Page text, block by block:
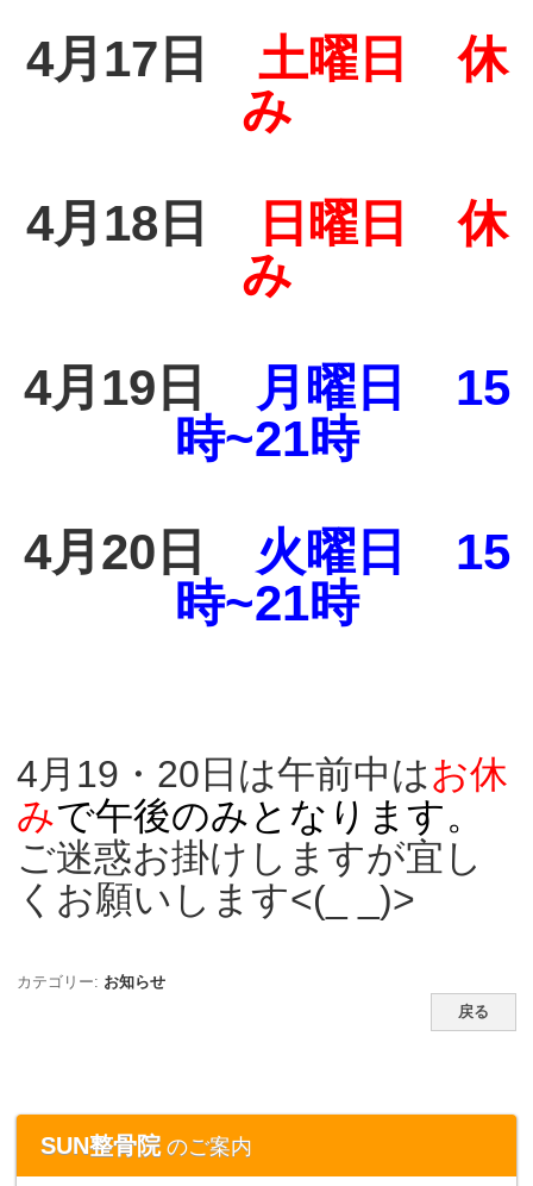
4月17日 土曜日 休
み
4月18日
日曜日 休
み
4月19日
月曜日 15
時~21時
4月20日 火曜日 15
時~21時
4月19・20日は午前中はお休
みで午後のみとなります。
ご迷惑お掛けしますが宜し
くお願いします<(_ _)>
カテゴリー: お知らせ
戻る
SUN整骨院 のご案内